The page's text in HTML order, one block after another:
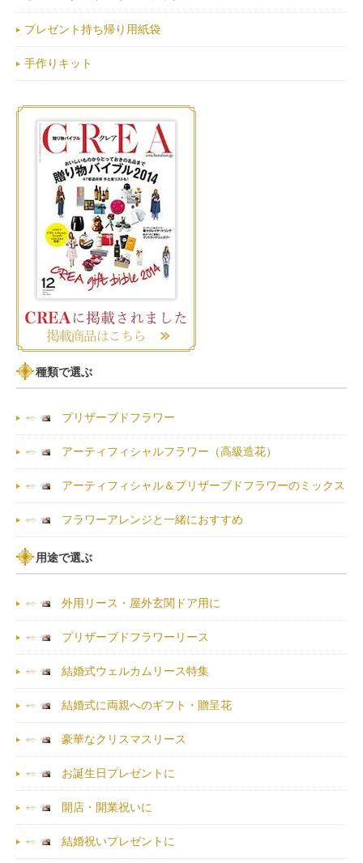
プレゼント持ち帰り用紙袋
手作りキット
種類で選ぶ
プリザーブドフラワー
アーティフィシャルフラワー（高級造花）
アーティフィシャル＆プリザーブドフラワーのミックス
フラワーアレンジと一緒におすすめ
用途で選ぶ
外用リース・屋外玄関ドア用に
プリザーブドフラワーリース
結婚式ウェルカムリース特集
結婚式に両親へのギフト・贈呈花
豪華なクリスマスリース
お誕生日プレゼントに
開店・開業祝いに
結婚祝いプレゼントに